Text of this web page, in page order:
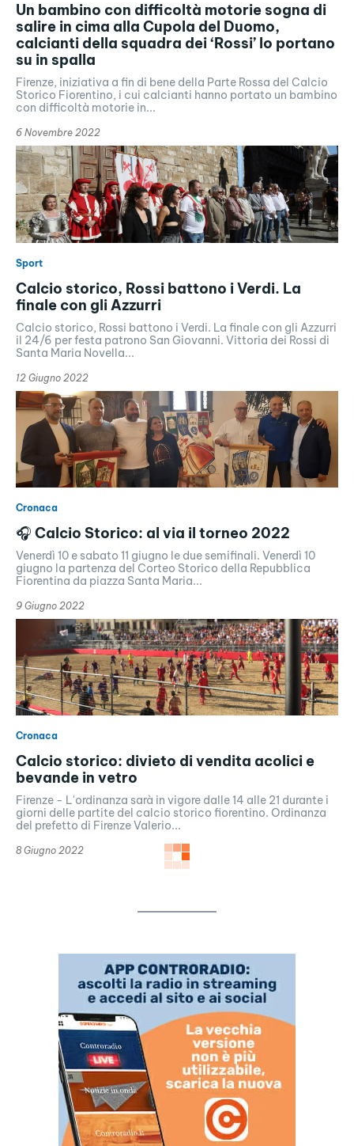
Un bambino con difficoltà motorie sogna di
salire in cima alla Cupola del Duomo,
calcianti della squadra dei ‘Rossi’ lo portano
su in spalla
Firenze, iniziativa a fin di bene della Parte Rossa del Calcio
Storico Fiorentino, i cui calcianti hanno portato un bambino
con difficoltà motorie in...
6 Novembre 2022
Sport
Calcio storico, Rossi battono i Verdi. La
finale con gli Azzurri
Calcio storico, Rossi battono i Verdi. La finale con gli Azzurri
il 24/6 per festa patrono San Giovanni. Vittoria dei Rossi di
Santa Maria Novella...
12 Giugno 2022
Cronaca
🎧 Calcio Storico: al via il torneo 2022
Venerdì 10 e sabato 11 giugno le due semifinali. Venerdì 10
giugno la partenza del Corteo Storico della Repubblica
Fiorentina da piazza Santa Maria...
9 Giugno 2022
Cronaca
Calcio storico: divieto di vendita acolici e
bevande in vetro
Firenze - L'ordinanza sarà in vigore dalle 14 alle 21 durante i
giorni delle partite del calcio storico fiorentino. Ordinanza
del prefetto di Firenze Valerio...
8 Giugno 2022